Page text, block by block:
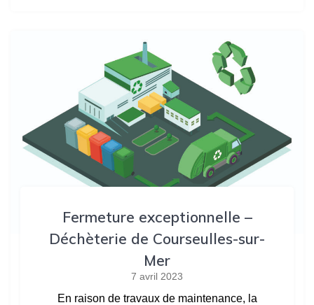
Fermeture exceptionnelle –
Déchèterie de Courseulles-sur-
Mer
7 avril 2023
En raison de travaux de maintenance, la